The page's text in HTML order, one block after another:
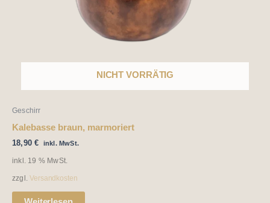
NICHT VORRÄTIG
Geschirr
Kalebasse braun, marmoriert
18,90€ inkl. MwSt.
inkl. 19 % MwSt.
zzgl.Versandkosten